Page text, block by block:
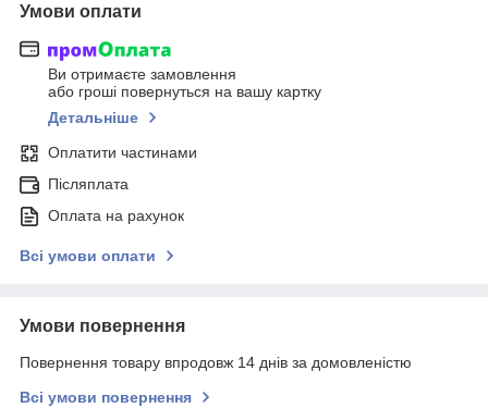
Умови оплати
Ви отримаєте замовлення
або гроші повернуться на вашу картку
Детальніше
Оплатити частинами
Післяплата
Оплата на рахунок
Всі умови оплати
Умови повернення
Повернення товару впродовж 14 днів за домовленістю
Всі умови повернення